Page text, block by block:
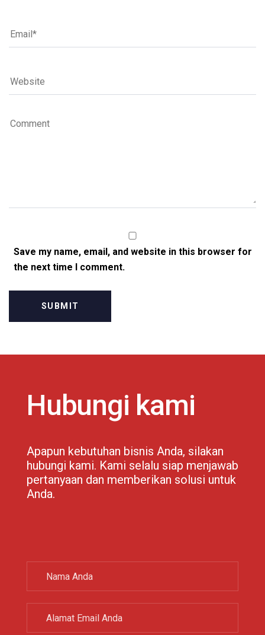
Save my name, email, and website in this browser for
the next time I comment.
Hubungi kami
Apapun kebutuhan bisnis Anda, silakan
hubungi kami. Kami selalu siap menjawab
pertanyaan dan memberikan solusi untuk
Anda.